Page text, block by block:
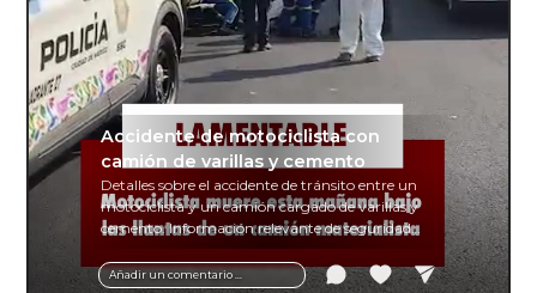
Añadir un comentario ...
Accidente de motociclista con
camión de varillas y cemento
Detalles sobre el accidente de tránsito entre un
motociclista y un camión cargado de varillas y
cemento. Información relevante de seguridad
vial y recomendaciones para motociclistas.